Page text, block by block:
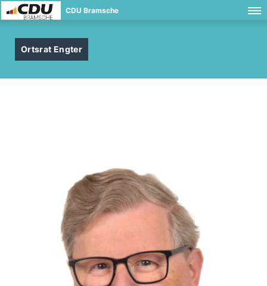
CDU Bramsche
Ortsrat Engter